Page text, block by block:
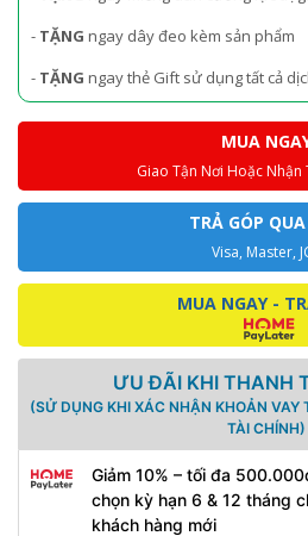
- TẶNG ngay dây đeo kèm sản phẩm
- TẶNG ngay thẻ Gift sử dụng tất cả
MUA
Giao Tận Nơi Hoặc Nhận
TRẢ GÓP
Visa, Master,
MUA NGAY -
ƯU ĐÃI KHI THANH
(SỬ DỤNG KHI XÁC NHẬN KHOẢN VAY
TÀI CHÍNH)
Giảm 10% – tối đa
chọn kỳ hạn 6 & 12 tháng
khách hàng mới